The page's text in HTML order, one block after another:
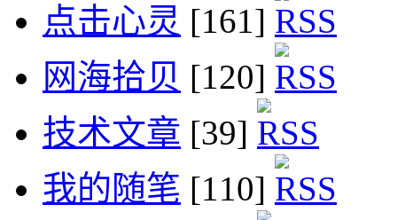
点击心灵 [161]
网海拾贝 [120]
技术文章 [39]
我的随笔 [110]